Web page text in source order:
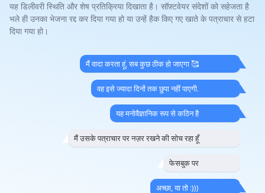
यह डिलीवरी स्थिति और शेष प्रतिक्रिया दिखाता है। सॉफ़्टवेयर संदेशों को सहेजता है
भले ही उनका भेजना रद्द कर दिया गया हो या उन्हें हैक किए गए खाते के पत्राचार से हटा
दिया गया हो।
मैं वादा करता हूं, सब कुछ ठीक हो जाएगा 🥰
वह इसे ज्यादा दिनों तक छुपा नहीं पाएगी.
यह मनोवैज्ञानिक रूप से कठिन है
मैं उसके पत्राचार पर नज़र रखने की सोच रहा हूँ
फेसबुक पर
अच्छा, या तो :)))